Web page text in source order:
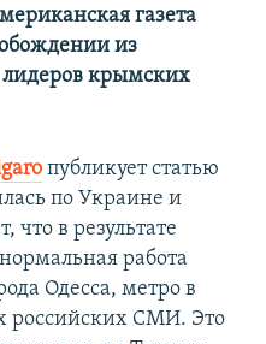
газета
из
крымских
публикует статью
по Украине и
что в результате
работа
Одесса, метро в
российских СМИ. Это